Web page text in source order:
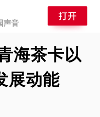
声音
海茶卡以
展动能